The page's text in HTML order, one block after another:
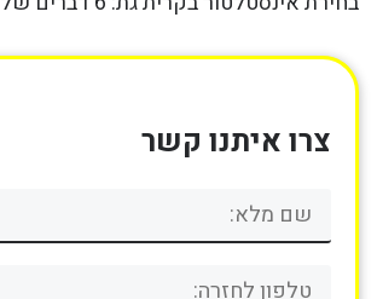
צרו איתנו קשר